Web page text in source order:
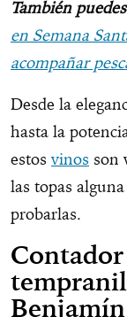
También
en Semana
acompañar
Desde la
hasta la
estos vinos son
las topas
probarlas.